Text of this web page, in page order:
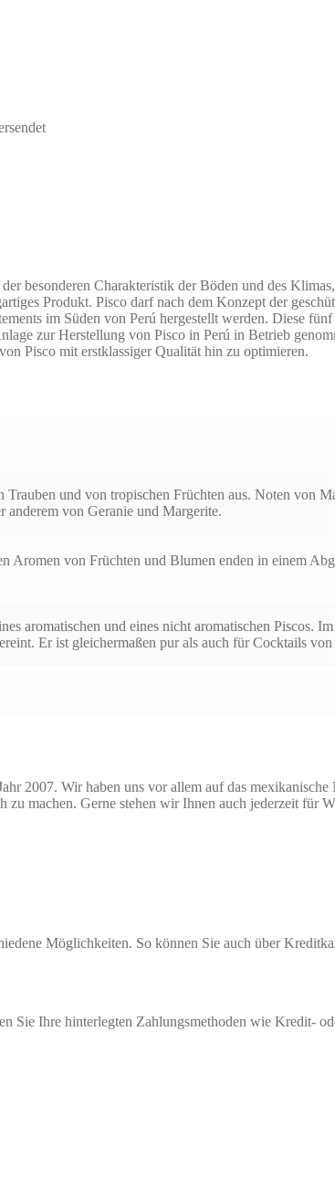
besonderen Charakteristik der Böden und des
Produkt. Pisco darf nach dem Konzept der
im Süden von Perú hergestellt werden. Diese
zur Herstellung von Pisco in Perú in Betrieb
Pisco mit erstklassiger Qualität hin zu optimieren.
und von tropischen Früchten aus. Noten von
anderem von Geranie und Margerite.
Aromen von Früchten und Blumen enden in einem
aromatischen und eines nicht aromatischen Piscos.
Er ist gleichermaßen pur als auch für Cocktails
2007. Wir haben uns vor allem auf das
zu machen. Gerne stehen wir Ihnen auch jederzeit für
Möglichkeiten. So können Sie auch über
Sie Ihre hinterlegten Zahlungsmethoden wie Kredit-